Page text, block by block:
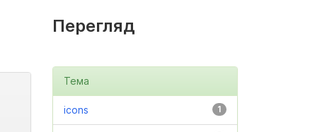
Перегляд
Тема
1
icons